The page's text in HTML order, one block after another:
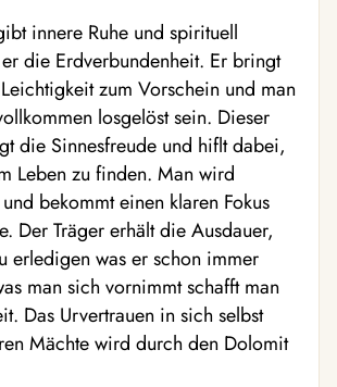
innere Ruhe und spirituell
die Erdverbundenheit. Er bringt
zum Vorschein und man
losgelöst sein. Dieser
die Sinnesfreude und hiflt dabei,
Leben zu finden. Man wird
bekommt einen klaren Fokus
Der Träger erhält die Ausdauer,
erledigen was er schon immer
man sich vornimmt schafft man
Das Urvertrauen in sich selbst
Mächte wird durch den Dolomit